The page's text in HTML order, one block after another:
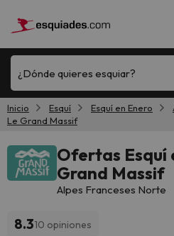
¿Dónde quieres esquiar?
Inicio Esquí Esquí en Enero
Le Grand Massif
Ofertas Esquí
Grand Massif
Alpes Franceses Norte
8.310 opiniones